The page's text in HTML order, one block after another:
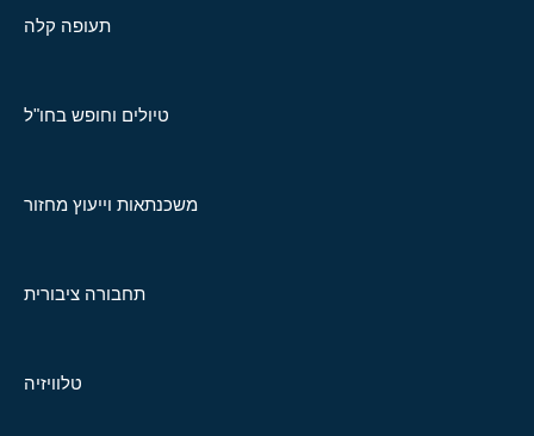
תעופה קלה
טיולים וחופש בחו"ל
משכנתאות וייעוץ מחזור
תחבורה ציבורית
טלוויזיה